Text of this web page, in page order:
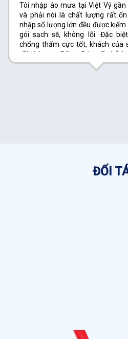
Tôi nhập áo mưa tại Việt Vỹ
và phải nói là chất lượng rất
nhập số lượng lớn đều được kiểm
gói sạch sẽ, không lỗi. Đặc
chống thấm cực tốt, khách của
rất tích cực. Đội ngũ tư vấn hỗ
tình và luôn báo giá rõ ràng.
hẹn, chưa lần nào bị trễ. Tôi
ĐỐI